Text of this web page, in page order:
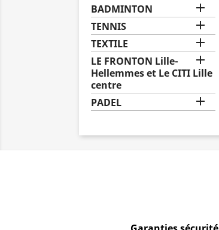
BADMINTON 
TENNIS 
TEXTILE 
LE FRONTON Lille-
Hellemmes et Le CITI Lille
centre

PADEL 